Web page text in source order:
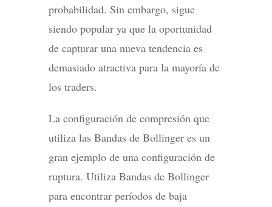
probabilidad. Sin embargo, sigue
siendo popular ya que la oportunidad
de capturar una nueva tendencia es
demasiado atractiva para la mayoría de
los traders.
La configuración de compresión que
utiliza las Bandas de Bollinger es un
gran ejemplo de una configuración de
ruptura. Utiliza Bandas de Bollinger
para encontrar períodos de baja